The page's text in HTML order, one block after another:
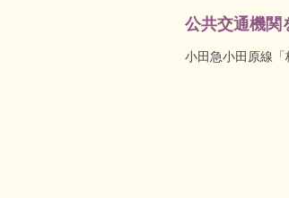
公共交通機関
小田急小田原線